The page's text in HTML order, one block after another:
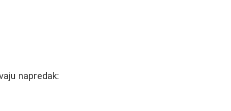
napredak: